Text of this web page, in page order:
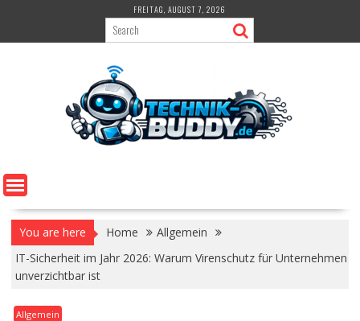
content
FREITAG, AUGUST 7, 2026
You are here Home
Allgemein
IT-Sicherheit im Jahr 2026: Warum Virenschutz für Unternehmen
unverzichtbar ist
Allgemein